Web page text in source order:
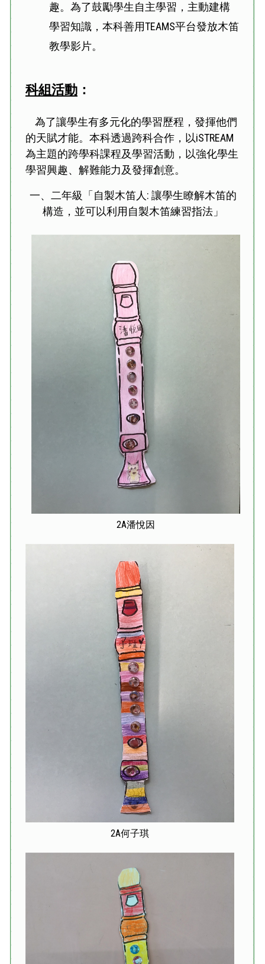
趣。為了鼓勵學生自主學習，主動建構
學習知識，本科善用TEAMS平台發放木笛
教學影片。
科組活動 ：
為了讓學生有多元化的學習歷程，發揮他們
的天賦才能。本科透過跨科合作，以iSTREAM
為主題的跨學科課程及學習活動，以強化學生
學習興趣、解難能力及發揮創意。
一、二年級「自製木笛人: 讓學生瞭解木笛的
構造，並可以利用自製木笛練習指法」
2A潘悅因
2A何子琪